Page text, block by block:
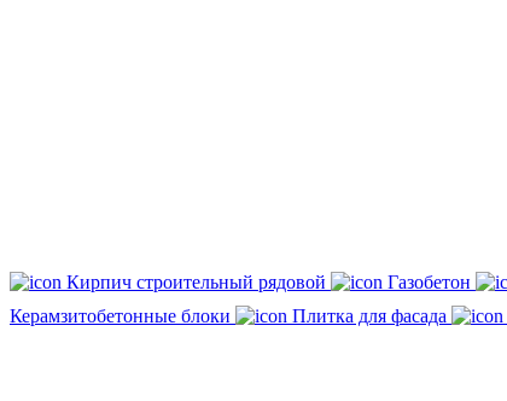
Кирпич строительный рядовой Газобетон
Керамзитобетонные блоки
Плитка для фасада